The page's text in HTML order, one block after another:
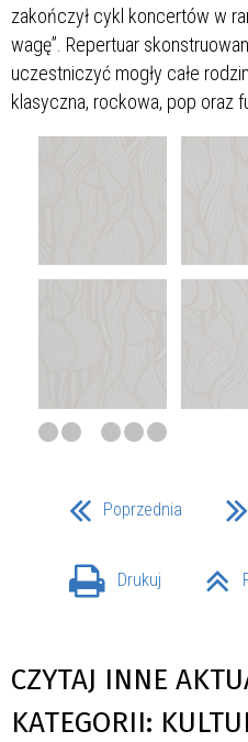
zakończył cykl koncertów w
wagę”. Repertuar
uczestniczyć mogły całe
klasyczna, rockowa, pop oraz
Poprzednia
Drukuj
CZYTAJ INNE
KATEGORII: